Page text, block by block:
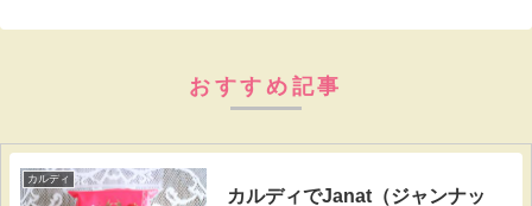
おすすめ記事
カルディ
カルディでJanat（ジャンナッ